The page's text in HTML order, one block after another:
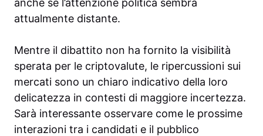
anche se l’attenzione politica sembra
attualmente distante.
Mentre il dibattito non ha fornito la visibilità
sperata per le criptovalute, le ripercussioni sui
mercati sono un chiaro indicativo della loro
delicatezza in contesti di maggiore incertezza.
Sarà interessante osservare come le prossime
interazioni tra i candidati e il pubblico